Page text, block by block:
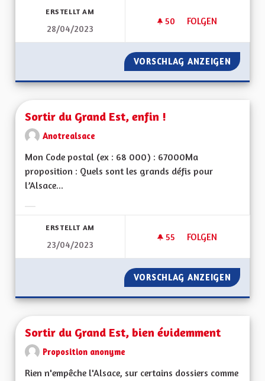
ERSTELLT AM
28/04/2023
50 50 FOLLOWER
FOLGEN
SOUTENIR
VORSCHLAG ANZEIGEN
Sortir du Grand Est, enfin !
Anotrealsace
Mon Code postal (ex : 68 000) : 67000Ma
proposition : Quels sont les grands défis pour
l’Alsace...
ERSTELLT AM
23/04/2023
55 55 FOLLOWER
FOLGEN
SORTIR DU GRAND
VORSCHLAG ANZEIGEN
Sortir du Grand Est, bien évidemment
Proposition anonyme
Rien n'empêche l'Alsace, sur certains dossiers comme